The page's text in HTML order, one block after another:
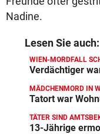
Nadine.
Lesen Sie auch:
WIEN-MORDFALL
Verdächtiger
MÄDCHENMORD IN
Tatort war
TÄTER SIND
13-Jährige